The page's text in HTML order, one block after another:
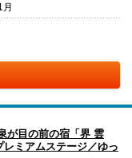
が目の前の宿「界 雲
ミアムステージ／ゆっ